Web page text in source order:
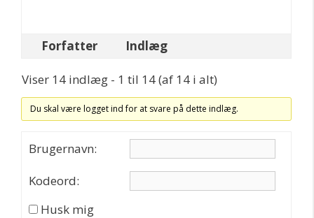
Forfatter Indlæg
Viser 14 indlæg - 1 til 14 (af 14 i alt)
Du skal være logget ind for at svare på dette indlæg.
Brugernavn:
Kodeord:
Husk mig